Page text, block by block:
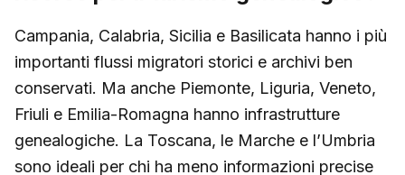
Campania, Calabria, Sicilia e Basilicata hanno i più
importanti flussi migratori storici e archivi ben
conservati. Ma anche Piemonte, Liguria, Veneto,
Friuli e Emilia-Romagna hanno infrastrutture
genealogiche. La Toscana, le Marche e l’Umbria
sono ideali per chi ha meno informazioni precise